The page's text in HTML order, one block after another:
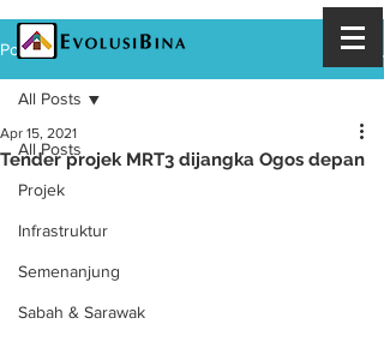
Post
All Posts
Projek
Infrastruktur
Semenanjung
Sabah & Sarawak
All Posts
Tender projek MRT3 dijangka Ogos depan
Apr 15, 2021